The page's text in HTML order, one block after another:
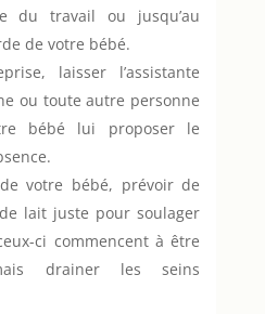
du travail ou jusqu’au
de votre bébé.
laisser l’assistante
ou toute autre personne
bébé lui proposer le
votre bébé, prévoir de
lait juste pour soulager
ci commencent à être
drainer les seins